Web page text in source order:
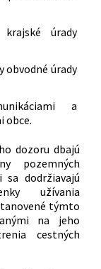
úrady
obvodné úrady
a
obce.
dozoru dbajú
pozemných
sa dodržiavajú
užívania
týmto
na jeho
cestných